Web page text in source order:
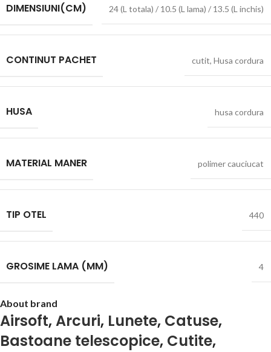
DIMENSIUNI(CM) 24 (L totala) / 10.5 (L lama) / 13.5 (L inchis)
CONTINUT PACHET cutit, Husa cordura
HUSA husa cordura
MATERIAL MANER polimer cauciucat
TIP OTEL 440
GROSIME LAMA (MM) 4
About brand
Airsoft,Arcuri, Lunete, Catuse,
Bastoane telescopice, Cutite,